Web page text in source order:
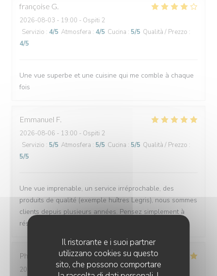
Il ristorante e i suoi partner
utilizzano cookies su questo
sito, che possono comportare
françoise G
2026-08-03 - 19:00 - Ospiti 2
Servizio : 4/5 Atmosfera : 4/5 Cucina : 5/5 Qualità / Prezzo :
4/5
Une vue superbe et une cuisine qui me comble à chaque
fois
Emmanuel F
2026-08-06 - 13:00 - Ospiti 2
Servizio : 5/5 Atmosfera : 5/5 Cucina : 5/5 Qualità / Prezzo :
5/5
Une vue imprenable, un service irréprochable, des
produits de qualité (exemple huîtres Legris), nous sommes
clients depuis plusieurs années. Pensez simplement à
réserver, sinon impossible de trouver une place.
Philippe
2026-08-05 - 12:15 - Ospiti 2